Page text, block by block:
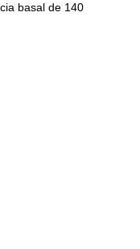
basal de 140